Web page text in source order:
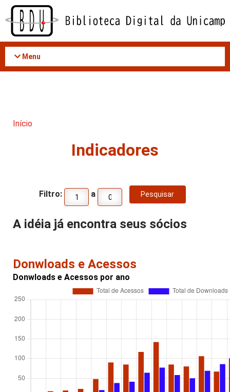
Acessar
conteúdo
Menu
Início
Indicadores
Filtro: a
A idéia já encontra seus sócios
Donwloads e Acessos
Donwloads e Acessos por ano